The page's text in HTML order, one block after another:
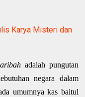
Karya Misteri dan
adalah pungutan
negara dalam
umumnya kas baitul